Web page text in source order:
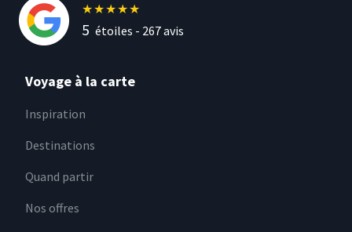
★★★★★
5 étoiles - 267avis
Voyage à la carte
Inspiration
Destinations
Quand partir
Nos offres